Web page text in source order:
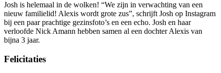
Josh is helemaal in de wolken! “We zijn in verwachting van een
nieuw familielid! Alexis wordt grote zus”, schrijft Josh op Instagram
bij een paar prachtige gezinsfoto’s en een echo. Josh en haar
verloofde Nick Amann hebben samen al een dochter Alexis van
bijna 3 jaar.
Felicitaties